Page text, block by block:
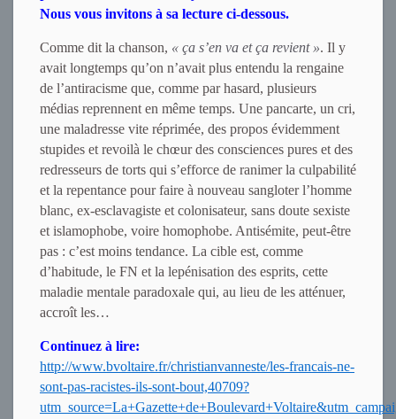
Nous vous invitons à sa lecture ci-dessous.
Comme dit la chanson, « ça s’en va et ça revient ». Il y
avait longtemps qu’on n’avait plus entendu la rengaine
de l’antiracisme que, comme par hasard, plusieurs
médias reprennent en même temps. Une pancarte, un cri,
une maladresse vite réprimée, des propos évidemment
stupides et revoilà le chœur des consciences pures et des
redresseurs de torts qui s’efforce de ranimer la culpabilité
et la repentance pour faire à nouveau sangloter l’homme
blanc, ex-esclavagiste et colonisateur, sans doute sexiste
et islamophobe, voire homophobe. Antisémite, peut-être
pas : c’est moins tendance. La cible est, comme
d’habitude, le FN et la lepénisation des esprits, cette
maladie mentale paradoxale qui, au lieu de les atténuer,
accroît les…
Continuez à lire:
http://www.bvoltaire.fr/christianvanneste/les-francais-ne-
sont-pas-racistes-ils-sont-bout,40709?